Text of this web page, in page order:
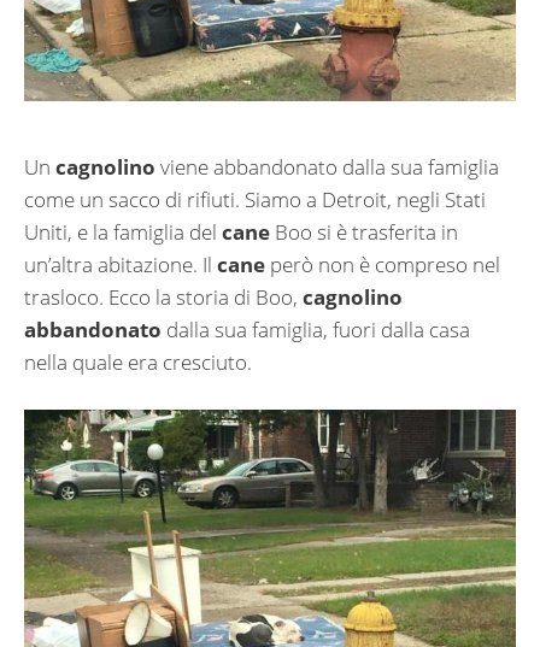
Un cagnolino viene abbandonato dalla sua famiglia
come un sacco di rifiuti. Siamo a Detroit, negli Stati
Uniti, e la famiglia del cane Boo si è trasferita in
un’altra abitazione. Il cane però non è compreso nel
trasloco. Ecco la storia di Boo, cagnolino
abbandonato dalla sua famiglia, fuori dalla casa
nella quale era cresciuto.